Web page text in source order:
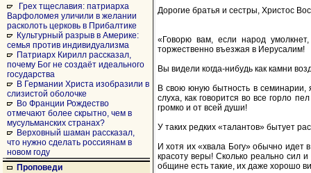
Грех тщеславия: патриарха
Варфоломея уличили в желании
расколоть церковь в Прибалтике
Культурный разрыв в Америке:
семья против индивидуализма
Патриарх Кирилл рассказал,
почему Бог не создаёт идеального
государства
В Германии Христа изобразили в
слизистой оболочке
Во Франции Рождество
отмечают более скрытно, чем в
мусульманских странах?
Верховный шаман рассказал,
что нужно сделать россиянам в
новом году
Проповеди
Дорогие братья и сестры, Христос
«Говорю вам, если народ
торжественно въезжая в Иерусалим!
Вы видели когда-нибудь как камни
В свою юную бытность в семинарии,
слуха, как говорится во все горло
громко и от всей души!
У таких редких «талантов» бытует
И хотя их «хвала Богу» обычно идет
красоту веры! Сколько реально сил
общине есть такие, их даже хорошо